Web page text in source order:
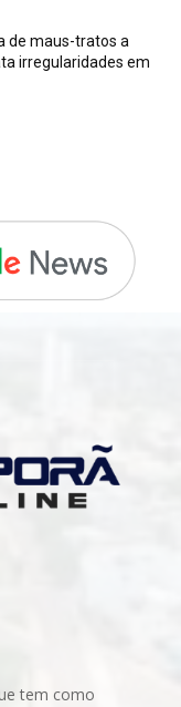
de maus-tratos a
irregularidades em
tem como